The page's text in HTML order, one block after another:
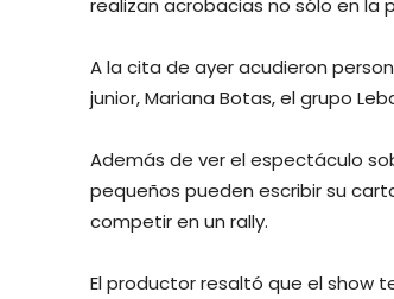
realizan acrobacias no sólo en la
A la cita de ayer acudieron
junior, Mariana Botas, el grupo
Además de ver el espectáculo
pequeños pueden escribir su
competir en un rally.
El productor resaltó que el show